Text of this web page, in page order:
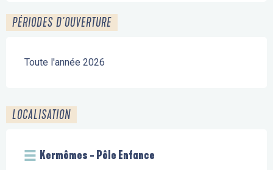
PÉRIODES D'OUVERTURE
Toute l'année 2026
LOCALISATION
Kermômes - Pôle Enfance